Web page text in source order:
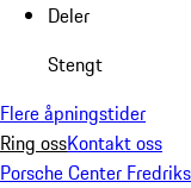
Deler
Stengt
Flere åpningstider
Ring ossKontakt oss
Porsche Center